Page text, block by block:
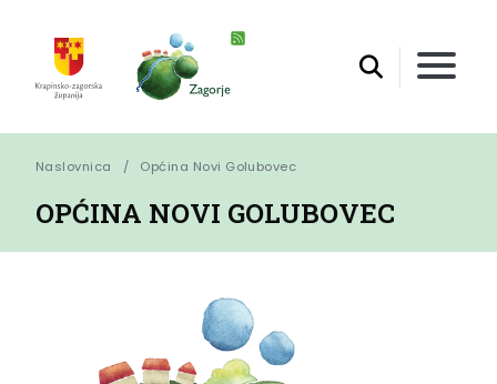
Naslovnica Općina Novi Golubovec
OPĆINA NOVI GOLUBOVEC